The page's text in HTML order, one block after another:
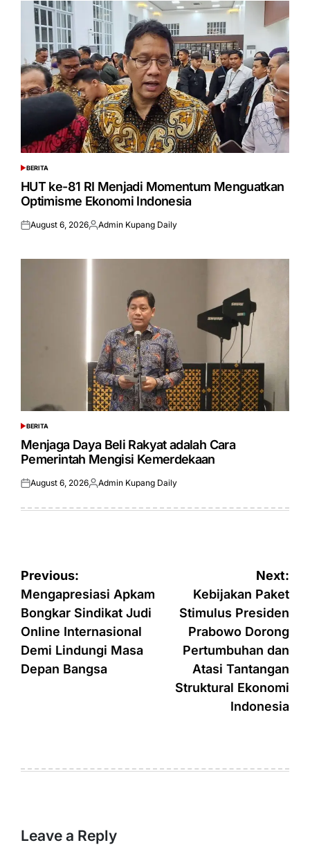
POSTED
IN
BERITA
HUT ke-81 RI Menjadi Momentum Menguatkan
Optimisme Ekonomi Indonesia
Posted
August 6, 2026Posted
Admin Kupang Daily
POSTED
IN
BERITA
Menjaga Daya Beli Rakyat adalah Cara
Pemerintah Mengisi Kemerdekaan
Posted
August 6, 2026Posted
Admin Kupang Daily
Post
navigation
Previous:
Mengapresiasi Apkam
Bongkar Sindikat Judi
Online Internasional
Demi Lindungi Masa
Depan Bangsa
Next:
Kebijakan Paket
Stimulus Presiden
Prabowo Dorong
Pertumbuhan dan
Atasi Tantangan
Struktural Ekonomi
Indonesia
Leave a Reply